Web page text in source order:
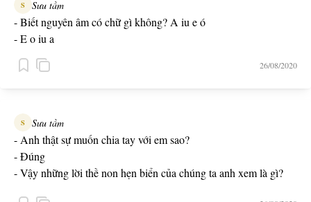
S Sưu tầm
- Biết nguyên âm có chữ gì không? A iu e ó
- E o iu a
26/08/2020
S Sưu tầm
- Anh thật sự muốn chia tay với em sao?
- Đúng
- Vậy những lời thề non hẹn biển của chúng ta anh xem là gì?